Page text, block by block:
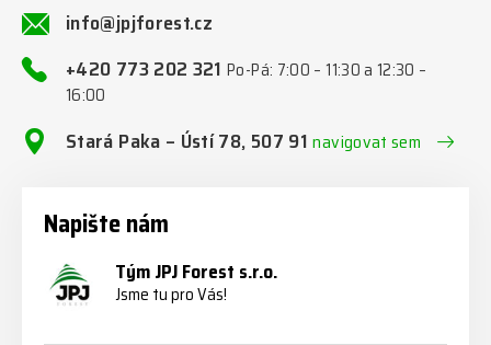
info@jpjforest.cz
+420 773 202 321Po-Pá: 7:00 – 11:30 a 12:30 –
16:00
Stará Paka – Ústí 78, 507 91navigovat sem
Napište nám
Tým JPJ Forest s.r.o.
Jsme tu pro Vás!